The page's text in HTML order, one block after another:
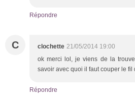
Répondre
C clochette 21/05/2014 19:00
ok merci lol, je viens de la
savoir avec quoi il faut couper le fil
Répondre